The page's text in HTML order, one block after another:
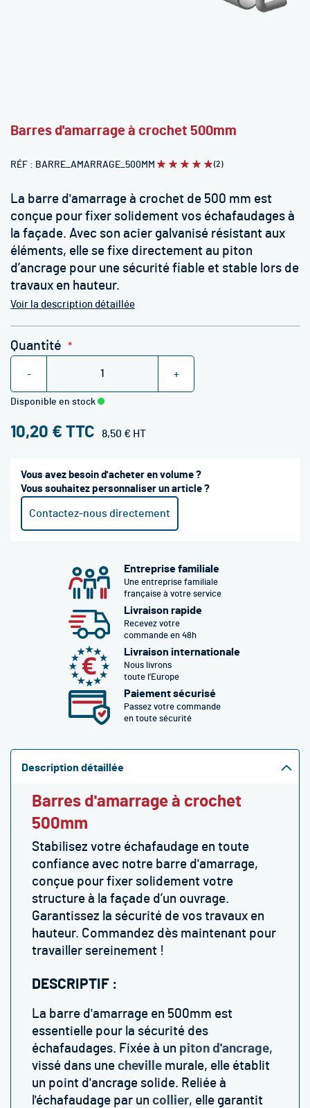
Barres d'amarrage à crochet 500mm
RÉF BARRE_AMARRAGE_500MM Évaluation: (2)
La barre d'amarrage à crochet de 500 mm est
conçue pour fixer solidement vos échafaudages à
la façade. Avec son acier galvanisé résistant aux
éléments, elle se fixe directement au piton
d’ancrage pour une sécurité fiable et stable lors de
travaux en hauteur.
Voir la description détaillée
Quantité
- +
10,20 € 8,50 €
Disponible en stock
Vous avez besoin d'acheter en volume ?
Vous souhaitez personnaliser un article ?
Contactez-nous directement
Entreprise familiale
Une entreprise familiale
française à votre service
Livraison rapide
Recevez votre
commande en 48h
Livraison internationale
Nous livrons
toute l’Europe
Paiement sécurisé
Passez votre commande
en toute sécurité
Skip
beginning
the
gallery
Description détaillée
Barres d'amarrage à crochet
500mm
Stabilisez votre échafaudage en toute
confiance avec notre barre d'amarrage,
conçue pour fixer solidement votre
structure à la façade d’un ouvrage.
Garantissez la sécurité de vos travaux en
hauteur. Commandez dès maintenant pour
travailler sereinement !
DESCRIPTIF :
La barre d'amarrage en 500mm est
essentielle pour la sécurité des
échafaudages. Fixée à un piton d'ancrage,
vissé dans une cheville murale, elle établit
un point d'ancrage solide. Reliée à
l'échafaudage par un collier, elle garantit